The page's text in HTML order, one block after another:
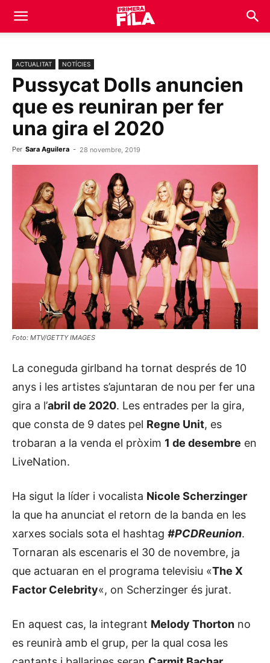
ACTUALITAT NOTÍCIES
Pussycat Dolls anuncien
que es reuniran per fer
una gira el 2020
Per Sara Aguilera - 28 novembre, 2019
Foto: MTV/GETTY IMAGES
La coneguda girlband ha tornat després de 10
anys i les artistes s’ajuntaran de nou per fer una
gira a l’abril de 2020. Les entrades per la gira,
que consta de 9 dates pel Regne Unit, es
trobaran a la venda el pròxim 1 de desembre en
LiveNation.
Ha sigut la líder i vocalista Nicole Scherzinger
la que ha anunciat el retorn de la banda en les
xarxes socials sota el hashtag #PCDReunion.
Tornaran als escenaris el 30 de novembre, ja
que actuaran en el programa televisiu «The X
Factor Celebrity«, on Scherzinger és jurat.
En aquest cas, la integrant Melody Thorton no
es reunirà amb el grup, per la qual cosa les